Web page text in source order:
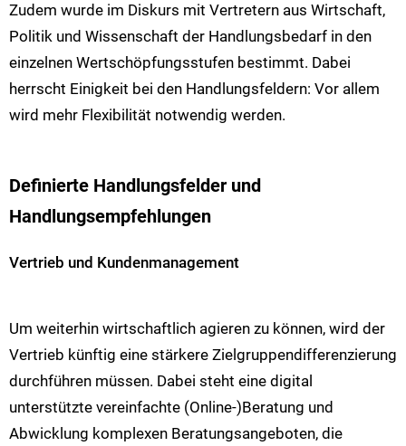
Zudem wurde im Diskurs mit Vertretern aus Wirtschaft,
Politik und Wissenschaft der Handlungsbedarf in den
einzelnen Wertschöpfungsstufen bestimmt. Dabei
herrscht Einigkeit bei den Handlungsfeldern: Vor allem
wird mehr Flexibilität notwendig werden.
Definierte Handlungsfelder und
Handlungsempfehlungen
Vertrieb und Kundenmanagement
Um weiterhin wirtschaftlich agieren zu können, wird der
Vertrieb künftig eine stärkere Zielgruppendifferenzierung
durchführen müssen. Dabei steht eine digital
unterstützte vereinfachte (Online-)Beratung und
Abwicklung komplexen Beratungsangeboten, die